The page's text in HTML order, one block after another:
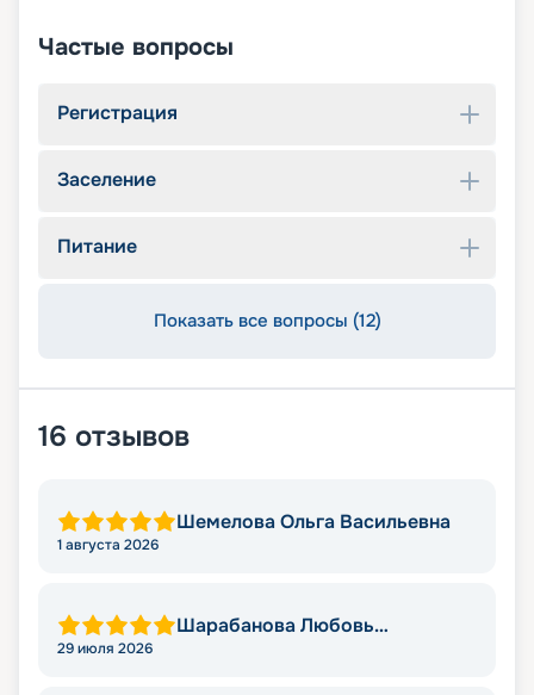
Частые вопросы
Регистрация
Заселение
Питание
Показать все вопросы (12)
16 отзывов
Шемелова Ольга Васильевна
1 августа 2026
Шарабанова Любовь
29 июля 2026